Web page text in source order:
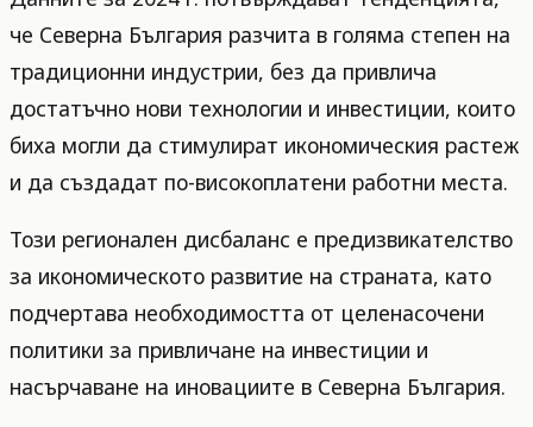
че Северна България разчита в голяма степен на
традиционни индустрии, без да привлича
достатъчно нови технологии и инвестиции, които
биха могли да стимулират икономическия растеж
и да създадат по-високоплатени работни места.
Този регионален дисбаланс е предизвикателство
за икономическото развитие на страната, като
подчертава необходимостта от целенасочени
политики за привличане на инвестиции и
насърчаване на иновациите в Северна България.